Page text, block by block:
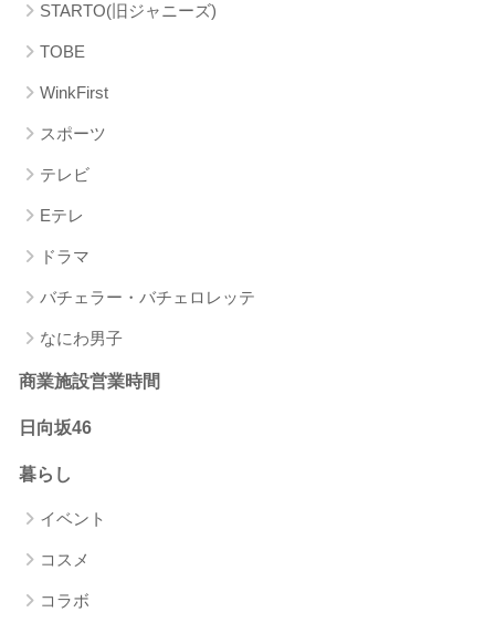
STARTO(旧ジャニーズ)
TOBE
WinkFirst
スポーツ
テレビ
Eテレ
ドラマ
バチェラー・バチェロレッテ
なにわ男子
商業施設営業時間
日向坂46
暮らし
イベント
コスメ
コラボ